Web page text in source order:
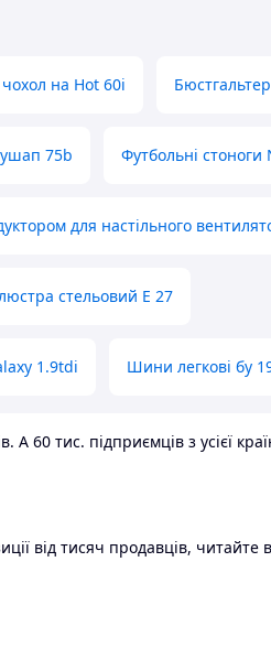
на Hot 60i
75b Футбольні
для настільного
стельовий E 27
1.9tdi Шини легкові бу
60 тис. підприємців з усієї
від тисяч продавців, читайте